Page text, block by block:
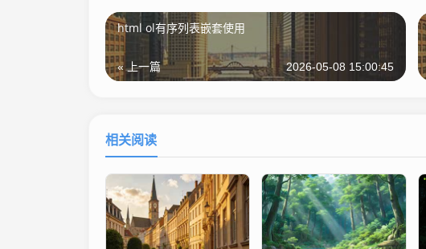
html ol有序列表嵌套使用
« 上一篇 2026-05-08 15:00:45
相关阅读